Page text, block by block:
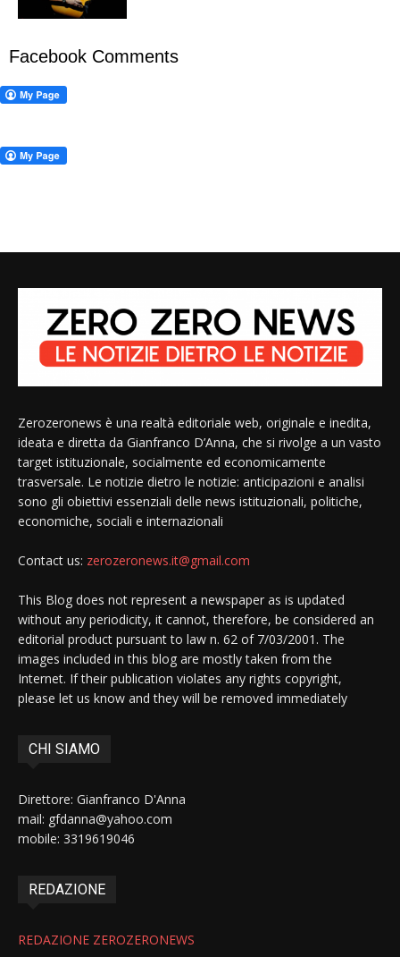
Facebook Comments
Zerozeronews è una realtà editoriale web, originale e inedita,
ideata e diretta da Gianfranco D’Anna, che si rivolge a un vasto
target istituzionale, socialmente ed economicamente
trasversale. Le notizie dietro le notizie: anticipazioni e analisi
sono gli obiettivi essenziali delle news istituzionali, politiche,
economiche, sociali e internazionali
Contact us: zerozeronews.it@gmail.com
This Blog does not represent a newspaper as is updated
without any periodicity, it cannot, therefore, be considered an
editorial product pursuant to law n. 62 of 7/03/2001. The
images included in this blog are mostly taken from the
Internet. If their publication violates any rights copyright,
please let us know and they will be removed immediately
CHI SIAMO
Direttore: Gianfranco D'Anna
mail: gfdanna@yahoo.com
mobile: 3319619046
REDAZIONE
REDAZIONE ZEROZERONEWS